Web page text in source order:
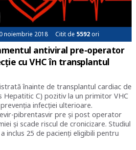
noiembrie 2018 Citit de 5592ori
antiviral pre-operator
cu VHC în transplantul
înainte de transplantul cardiac de
Hepatitic C) pozitiv la un primitor VHC
infecției ulterioare.
pibrentasvir pre și post operator
și scade riscul de cronicizare. Studiul
inclus 25 de pacienți eligibili pentru